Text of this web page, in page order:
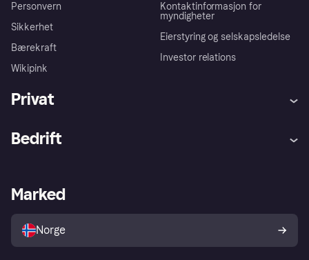
Personvern
Sikkerhet
Bærekraft
Wikipink
Kontaktinformasjon for
myndigheter
Eierstyring og selskapsledelse
Investor relations
Privat
Utforsk butikker
Bedrift
Merchant portal
Marked
Norge